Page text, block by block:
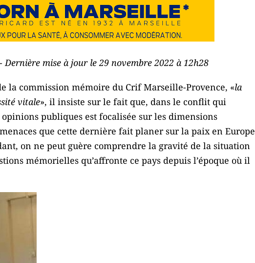
mise à jour le 29 novembre 2022 à 12h28
la commission mémoire du Crif Marseille-Provence, «la
vitale», il insiste sur le fait que, dans le conflit qui
publiques est focalisée sur les dimensions
que cette dernière fait planer sur la paix en Europe
on ne peut guère comprendre la gravité de la situation
mémorielles qu’affronte ce pays depuis l’époque où il